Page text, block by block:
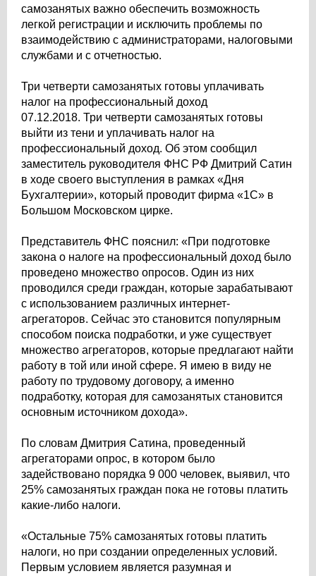
самозанятых важно обеспечить возможность
легкой регистрации и исключить проблемы по
взаимодействию с администраторами, налоговыми
службами и с отчетностью.
Три четверти самозанятых готовы уплачивать
налог на профессиональный доход
07.12.2018. Три четверти самозанятых готовы
выйти из тени и уплачивать налог на
профессиональный доход. Об этом сообщил
заместитель руководителя ФНС РФ Дмитрий Сатин
в ходе своего выступления в рамках «Дня
Бухгалтерии», который проводит фирма «1С» в
Большом Московском цирке.
Представитель ФНС пояснил: «При подготовке
закона о налоге на профессиональный доход было
проведено множество опросов. Один из них
проводился среди граждан, которые зарабатывают
с использованием различных интернет-
агрегаторов. Сейчас это становится популярным
способом поиска подработки, и уже существует
множество агрегаторов, которые предлагают найти
работу в той или иной сфере. Я имею в виду не
работу по трудовому договору, а именно
подработку, которая для самозанятых становится
основным источником дохода».
По словам Дмитрия Сатина, проведенный
агрегаторами опрос, в котором было
задействовано порядка 9 000 человек, выявил, что
25% самозанятых граждан пока не готовы платить
какие-либо налоги.
«Остальные 75% самозанятых готовы платить
налоги, но при создании определенных условий.
Первым условием является разумная и